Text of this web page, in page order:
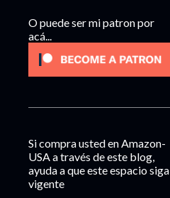
O puede ser mi patron por
acá...
Si compra usted en Amazon-
USA a través de este blog,
ayuda a que este espacio siga
vigente